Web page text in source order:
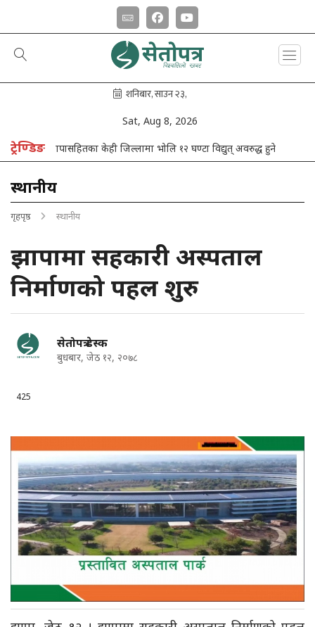
Sat, Aug 8, 2026
ट्रेण्डिङ
झापासहितका केही जिल्लामा भोलि १२ घण्टा विद्युत् अवरुद्ध हुने
स्थानीय
गृहपृष्ठ स्थानीय
झापामा सहकारी अस्पताल
निर्माणको पहल शुरु
सेतोपत्र डेस्क
बुधबार, जेठ १२, २०७८
425